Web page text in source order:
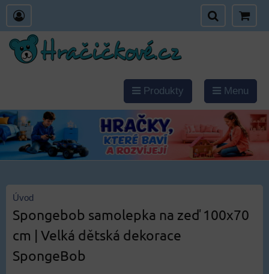
Produkty Menu
Úvod
Spongebob samolepka na zeď 100x70
cm | Velká dětská dekorace
SpongeBob